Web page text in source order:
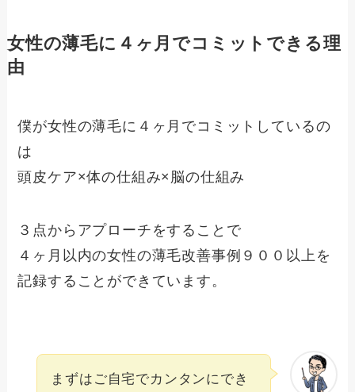
女性の薄毛に４ヶ月でコミットできる理
由
僕が女性の薄毛に４ヶ月でコミットしているの
は
頭皮ケア×体の仕組み×脳の仕組み
３点からアプローチをすることで
４ヶ月以内の女性の薄毛改善事例９００以上を
記録することができています。
まずはご自宅でカンタンにでき